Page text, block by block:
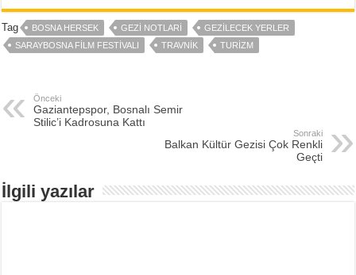
Tag BOSNA HERSEK GEZI NOTLARI
GEZILECEK YERLER
SARAYBOSNA FILM FESTIVALI
TRAVNIK TURIZM
Önceki
Gaziantepspor, Bosnalı Semir
Stilic’i Kadrosuna Kattı
Sonraki
Balkan Kültür Gezisi Çok Renkli
Geçti
İlgili yazılar